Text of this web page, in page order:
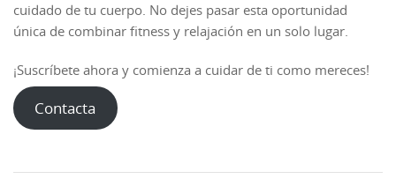
cuidado de tu cuerpo. No dejes pasar esta oportunidad
única de combinar fitness y relajación en un solo lugar.
¡Suscríbete ahora y comienza a cuidar de ti como mereces!
Contacta